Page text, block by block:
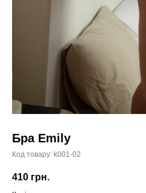
Бра Emily
Код товару: k001-02
410 грн.